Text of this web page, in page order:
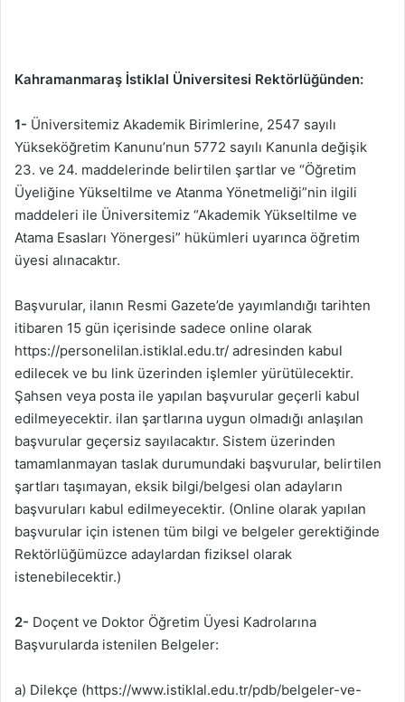
Kahramanmaraş İstiklal Üniversitesi Rektörlüğünden:
1- Üniversitemiz Akademik Birimlerine, 2547 sayılı
Yükseköğretim Kanunu’nun 5772 sayılı Kanunla değişik
23. ve 24. maddelerinde belirtilen şartlar ve “Öğretim
Üyeliğine Yükseltilme ve Atanma Yönetmeliği”nin ilgili
maddeleri ile Üniversitemiz “Akademik Yükseltilme ve
Atama Esasları Yönergesi” hükümleri uyarınca öğretim
üyesi alınacaktır.
Başvurular, ilanın Resmi Gazete’de yayımlandığı tarihten
itibaren 15 gün içerisinde sadece online olarak
https://personelilan.istiklal.edu.tr/ adresinden kabul
edilecek ve bu link üzerinden işlemler yürütülecektir.
Şahsen veya posta ile yapılan başvurular geçerli kabul
edilmeyecektir. ilan şartlarına uygun olmadığı anlaşılan
başvurular geçersiz sayılacaktır. Sistem üzerinden
tamamlanmayan taslak durumundaki başvurular, belirtilen
şartları taşımayan, eksik bilgi/belgesi olan adayların
başvuruları kabul edilmeyecektir. (Online olarak yapılan
başvurular için istenen tüm bilgi ve belgeler gerektiğinde
Rektörlüğümüzce adaylardan fiziksel olarak
istenebilecektir.)
2- Doçent ve Doktor Öğretim Üyesi Kadrolarına
Başvurularda istenilen Belgeler:
a) Dilekçe (https://www.istiklal.edu.tr/pdb/belgeler-ve-